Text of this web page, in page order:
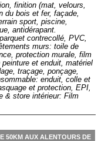
finition (mat, velours,
du bois et fer, façade,
sport, piscine,
antidérapant.
contrecollé, PVC,
murs: toile de
protection murale, film
et enduit, matériel
traçage, ponçage,
enduit, colle et
et protection, EPI,
& store intérieur: Film
50KM AUX ALENTOURS DE